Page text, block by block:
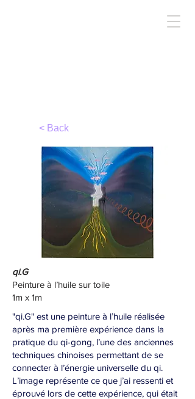
< Back
qi.G
Peinture à l’huile sur toile
1m x 1m
"qi.G" est une peinture à l’huile réalisée
après ma première expérience dans la
pratique du qi-gong, l’une des anciennes
techniques chinoises permettant de se
connecter à l’énergie universelle du qi.
L’image représente ce que j’ai ressenti et
éprouvé lors de cette expérience, qui était